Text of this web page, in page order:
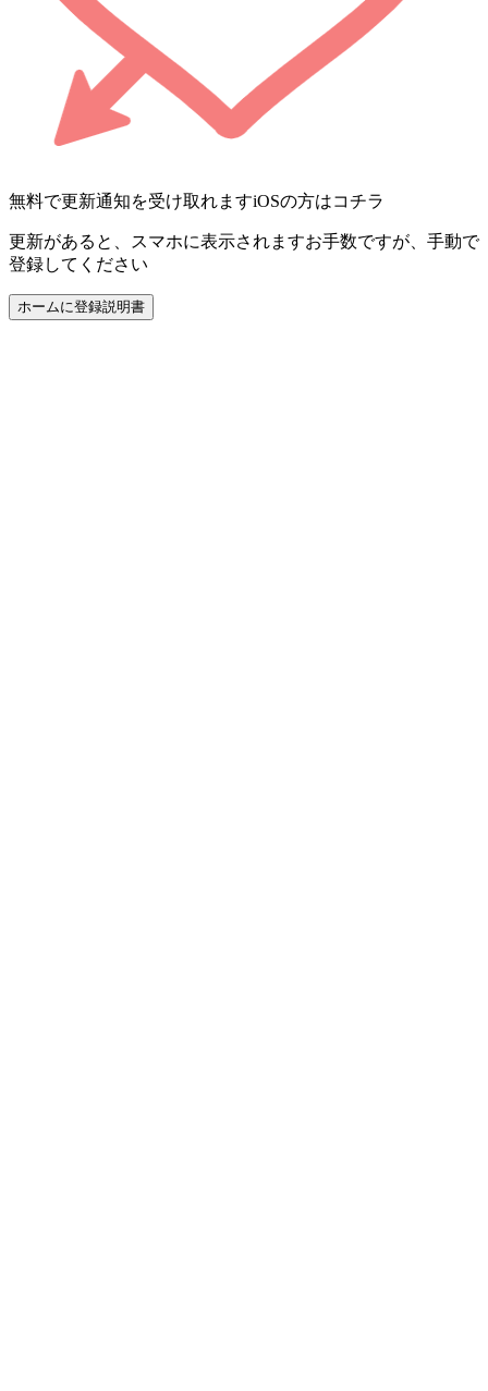
無料で更新通知を受け取れますiOSの方はコチラ
更新があると、スマホに表示されますお手数ですが、手動で
登録してください
ホームに登録説明書